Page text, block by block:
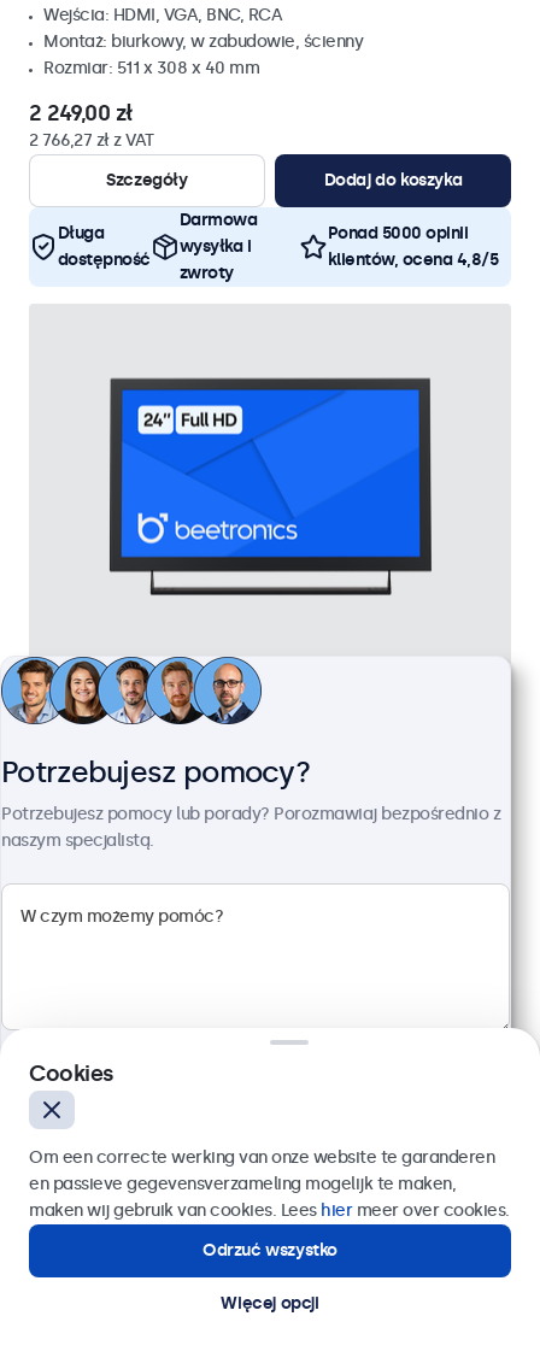
Wejścia: HDMI, VGA, BNC, RCA
Montaż: biurkowy, w zabudowie, ścienny
Rozmiar: 511 x 308 x 40 mm
2 249,00 zł
2 766,27 zł z VAT
Szczegóły
Dodaj do koszyka
Długa
dostępność
Darmowa
wysyłka i
zwroty
Ponad 5000 opinii
klientów, ocena 4,8/5
Monitor 24" Metalowy
Kod produktu:24HD7M
Rozdzielczość 1920 x 1080 (Full HD)
Wejścia: HDMI, VGA, BNC, RCA
Montaż: biurkowy, w zabudowie, ścienny
Rozmiar: 560 x 337 x 41 mm
Potrzebujesz pomocy?
Potrzebujesz pomocy lub porady? Porozmawiaj bezpośrednio z
naszym specjalistą.
Wyślij
Lub zadzwoń pod numer:22 397 04 43
Potrzebujesz pomocy?
Kontakt ze specjalistą.
Cookies
Om een correcte werking van onze website te garanderen
en passieve gegevensverzameling mogelijk te maken,
maken wij gebruik van cookies. Lees hiermeer over cookies.
Odrzuć wszystko
Więcej opcji